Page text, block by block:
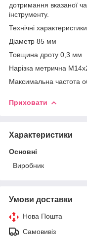
дотримання вказаної
інструменту.
Технічні
Діаметр 85 мм
Товщина дроту 0,3 мм
Нарізка метрична
Максимальна частота
Приховати
Характеристики
Основні
Виробник
Умови доставки
Нова Пошта
Самовивіз